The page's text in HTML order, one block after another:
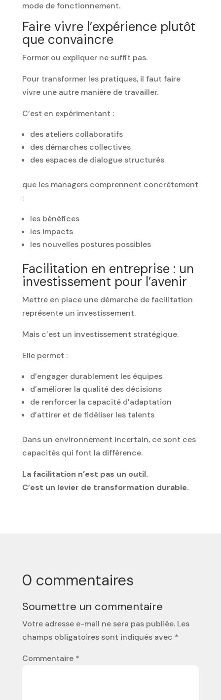
mode de fonctionnement.
Faire vivre l’expérience plutôt
que convaincre
Former ou expliquer ne suffit pas.
Pour transformer les pratiques, il faut faire
vivre une autre manière de travailler.
C’est en expérimentant :
des ateliers collaboratifs
des démarches collectives
des espaces de dialogue structurés
que les managers comprennent concrètement
:
les bénéfices
les impacts
les nouvelles postures possibles
Facilitation en entreprise : un
investissement pour l’avenir
Mettre en place une démarche de facilitation
représente un investissement.
Mais c’est un investissement stratégique.
Elle permet :
d’engager durablement les équipes
d’améliorer la qualité des décisions
de renforcer la capacité d’adaptation
d’attirer et de fidéliser les talents
Dans un environnement incertain, ce sont ces
capacités qui font la différence.
La facilitation n’est pas un outil.
C’est un levier de transformation durable.
0 commentaires
Soumettre un commentaire
Votre adresse e-mail ne sera pas publiée. Les
champs obligatoires sont indiqués avec *
Commentaire *